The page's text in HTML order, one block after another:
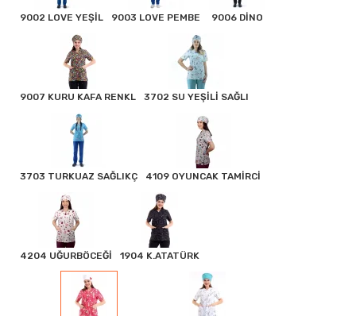
9002 LOVE YEŞİL 9003 LOVE PEMBE 9006 DİNO
9007 KURU KAFA RENKL 3702 SU YEŞİLİ SAĞLI
3703 TURKUAZ SAĞLIKÇ 4109 OYUNCAK TAMİRCİ
4204 UĞURBÖCEĞİ 1904 K.ATATÜRK